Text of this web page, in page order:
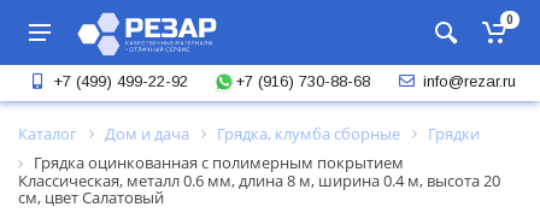
0
+7 (499) 499-22-92 +7 (916) 730-88-68 info@rezar.ru
Каталог Дом и дача Грядка, клумба сборные
Грядки
Грядка оцинкованная с полимерным покрытием
Классическая, металл 0.6 мм, длина 8 м, ширина 0.4 м, высота 20
см, цвет Салатовый